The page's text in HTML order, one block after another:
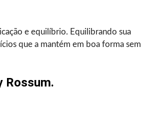
e equilíbrio. Equilibrando sua
que a mantém em boa forma sem
Rossum.